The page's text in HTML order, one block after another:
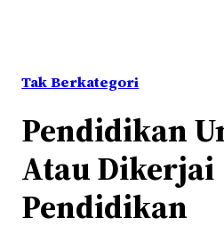
Tak Berkategori
Pendidikan
Atau Dikerjai
Pendidikan